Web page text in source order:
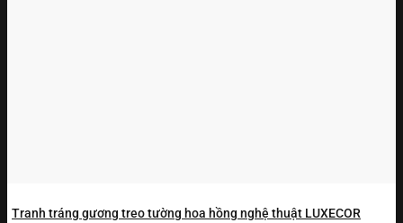
Tranh tráng gương treo tường hoa hồng nghệ thuật LUXECOR